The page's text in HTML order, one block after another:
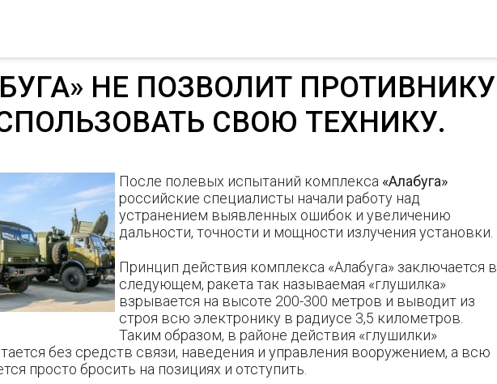
НЕ ПОЗВОЛИТ ПРОТИВНИКУ
СВОЮ ТЕХНИКУ.
После полевых испытаний комплекса «Алабуга»
российские специалисты начали работу над
устранением выявленных ошибок и увеличению
дальности, точности и мощности излучения установки.
Принцип действия комплекса «Алабуга» заключается в
следующем, ракета так называемая «глушилка»
взрывается на высоте 200-300 метров и выводит из
строя всю электронику в радиусе 3,5 километров.
Таким образом, в районе действия «глушилки»
без средств связи, наведения и управления вооружением, а всю
просто бросить на позициях и отступить.